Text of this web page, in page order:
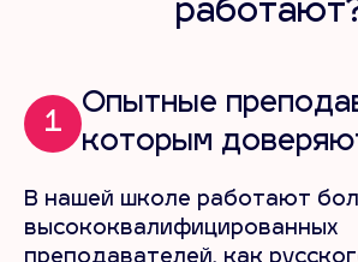
1
Опытные
которым
В нашей школе работают
высококвалифицированных
преподавателей, как